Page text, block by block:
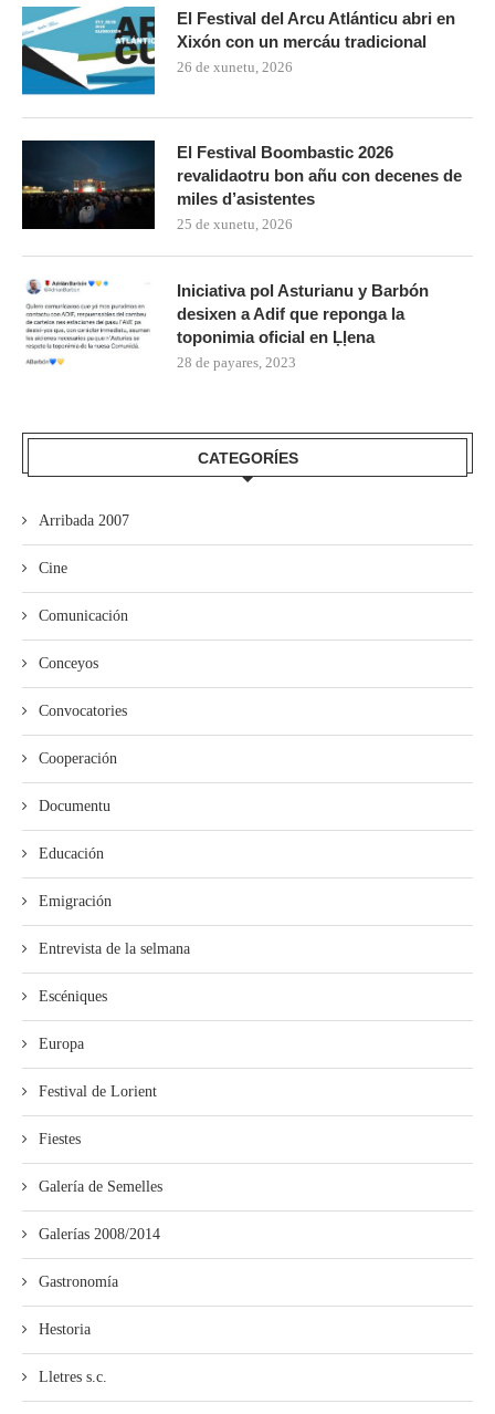
El Festival del Arcu Atlánticu abri en
Xixón con un mercáu tradicional
26 de xunetu, 2026
El Festival Boombastic 2026
revalidaotru bon añu con decenes de
miles d’asistentes
25 de xunetu, 2026
Iniciativa pol Asturianu y Barbón
desixen a Adif que reponga la
toponimia oficial en Ḷḷena
28 de payares, 2023
CATEGORÍES
Arribada 2007
Cine
Comunicación
Conceyos
Convocatories
Cooperación
Documentu
Educación
Emigración
Entrevista de la selmana
Escéniques
Europa
Festival de Lorient
Fiestes
Galería de Semelles
Galerías 2008/2014
Gastronomía
Hestoria
Lletres s.c.